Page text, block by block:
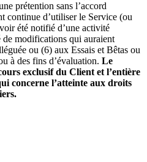
prétention sans l’accord
continue d’utiliser le Service (ou
été notifié d’une activité
modifications qui auraient
ou (6) aux Essais et Bêtas ou
à des fins d’évaluation. Le
exclusif du Client et l’entière
concerne l’atteinte aux droits